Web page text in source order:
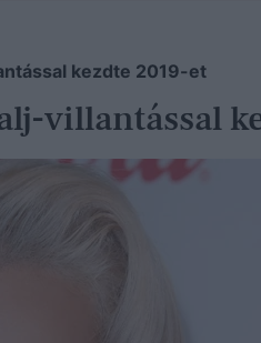
kezdte 2019-et
villantással